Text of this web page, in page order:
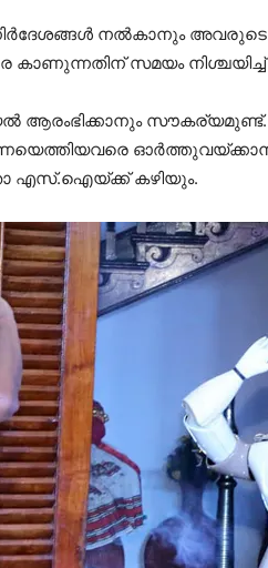
നല്‍കാനും അവരുടെ
കാണുന്നതിന് സമയം
സൗകര്യമുണ്ട്.
എസ്.ഐയ്ക്ക് കഴിയും.